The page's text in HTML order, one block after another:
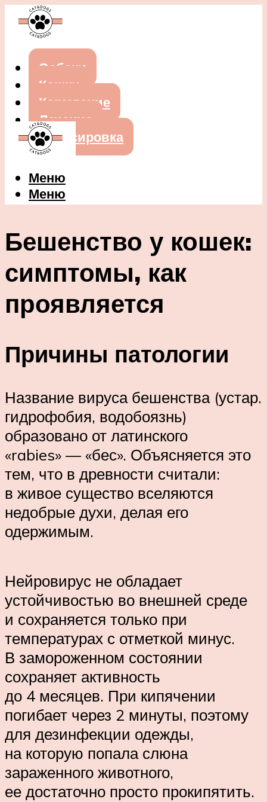
Собаки
Кошки
Кормление
Лечение
Дрессировка
Меню
Меню
Бешенство у кошек:
симптомы, как
проявляется
Причины патологии
Название вируса бешенства (устар.
гидрофобия, водобоязнь)
образовано от латинского
«rabies» — «бес». Объясняется это
тем, что в древности считали:
в живое существо вселяются
недобрые духи, делая его
одержимым.
Нейровирус не обладает
устойчивостью во внешней среде
и сохраняется только при
температурах с отметкой минус.
В замороженном состоянии
сохраняет активность
до 4 месяцев. При кипячении
погибает через 2 минуты, поэтому
для дезинфекции одежды,
на которую попала слюна
зараженного животного,
ее достаточно просто прокипятить.